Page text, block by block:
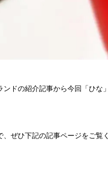
ドの紹介記事から今回「ひな
ぜひ下記の記事ページをご覧く